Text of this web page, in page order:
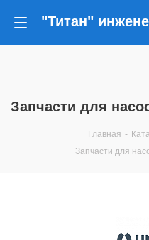
Запчасти для
Главная -
Запчасти для